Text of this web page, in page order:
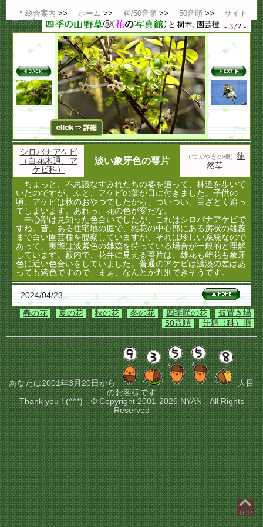
総合案内 ホーム 科/50音順 50音順
サイト
マップ
- 372 -
シロバナアケビ
（白花木通、ア
ケビ科）
淡い象牙色の萼片 （つぶやきの棚） 徒
然草
ちょっと、不思議なすみれたちの姿を追って、林道を歩いて
いたのですが、ふと、アケビの葉が目に付きました。子供の
頃、アケビは秋のおやつでしたから、ついつい、目ざとく追っ
てしまいます。あれっ、花の色が変だな。
中心部は見知った色合いでしたが、これはシロバナアケビで
すね。昔、ある住宅地の庭で、雄花の中心部にある房状の雄蕊
まで白い園芸種を観察していますが、それは珍しい系統なので
あって、実際は淡紫色の雄蕊を持っている場合が一般的と理解
しています。藪内で、花弁に見える萼片は、雄花も雌花も象牙
色に近い色合いをしていました。普通のアケビは濃淡の差はあ
っても紫色ですので、まぁ、なんとか判別できそうです。
2024/04/23
仮置き場
四季咲の花
冬の花
秋の花
夏の花
春の花
分類（科）順
50音順
あなたは2001年3月20日から
人目
のお客様です
Thank you ! (^^*) © Copyright 2001-2026 NYAN All Rights
Reserved